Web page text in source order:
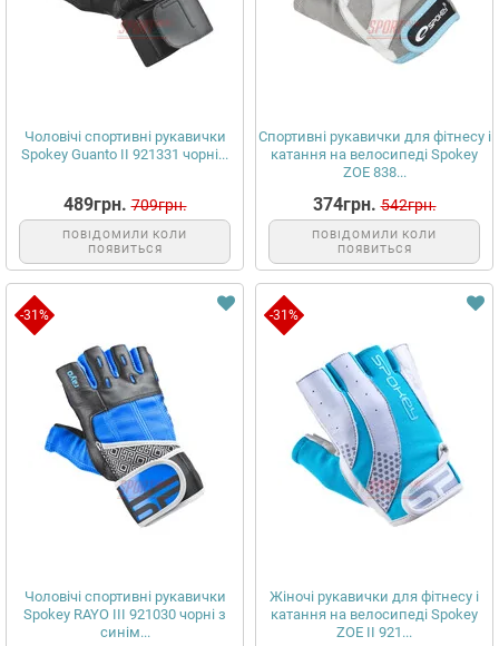
Чоловічі спортивні рукавички
Spokey Guanto II 921331 чорні...
489грн. 709грн.
ПОВІДОМИЛИ КОЛИ
ПОЯВИТЬСЯ
Спортивні рукавички для фітнесу і
катання на велосипеді Spokey
ZOE 838...
374грн. 542грн.
ПОВІДОМИЛИ КОЛИ
ПОЯВИТЬСЯ
-31%
Чоловічі спортивні рукавички
Spokey RAYO III 921030 чорні з
синім...
-31%
Жіночі рукавички для фітнесу і
катання на велосипеді Spokey
ZOE II 921...